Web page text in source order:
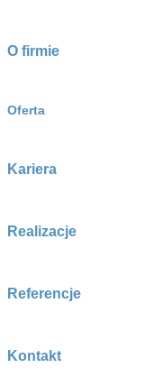
O firmie
Oferta
Kariera
Realizacje
Referencje
Kontakt